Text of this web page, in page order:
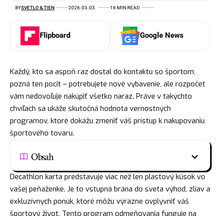
BYSVETLO & TIEN 2026.03.03. 16 MIN READ
Flipboard Google News
Každý, kto sa aspoň raz dostal do kontaktu so športom,
pozná ten pocit – potrebujete nové vybavenie, ale rozpočet
vám nedovoľuje nakúpiť všetko naraz. Práve v takýchto
chvíľach sa ukáže skutočná hodnota vernostných
programov, ktoré dokážu zmeniť váš prístup k nakupovaniu
športového tovaru.
Obsah
Decathlon karta predstavuje viac než len plastový kúsok vo
vašej peňaženke. Je to vstupná brána do sveta výhod, zliav a
exkluzívnych ponúk, ktoré môžu výrazne ovplyvniť váš
športový život. Tento program odmeňovania funguje na